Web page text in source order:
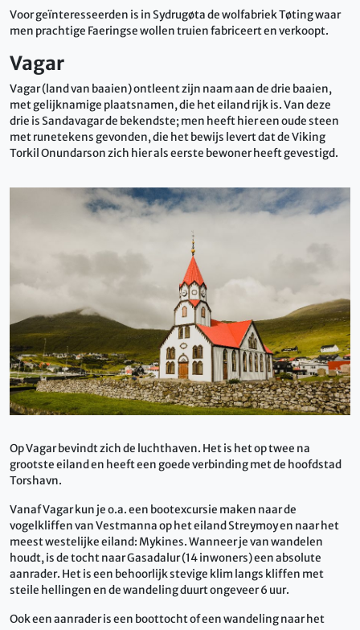
Voor geïnteresseerden is in Sydrugøta de wolfabriek Tøting waar
men prachtige Faeringse wollen truien fabriceert en verkoopt.
Vagar
Vagar (land van baaien) ontleent zijn naam aan de drie baaien,
met gelijknamige plaatsnamen, die het eiland rijk is. Van deze
drie is Sandavagar de bekendste; men heeft hier een oude steen
met runetekens gevonden, die het bewijs levert dat de Viking
Torkil Onundarson zich hier als eerste bewoner heeft gevestigd.
Op Vagar bevindt zich de luchthaven. Het is het op twee na
grootste eiland en heeft een goede verbinding met de hoofdstad
Torshavn.
Vanaf Vagar kun je o.a. een bootexcursie maken naar de
vogelkliffen van Vestmanna op het eiland Streymoy en naar het
meest westelijke eiland: Mykines. Wanneer je van wandelen
houdt, is de tocht naar Gasadalur (14 inwoners) een absolute
aanrader. Het is een behoorlijk stevige klim langs kliffen met
steile hellingen en de wandeling duurt ongeveer 6 uur.
Ook een aanrader is een boottocht of een wandeling naar het